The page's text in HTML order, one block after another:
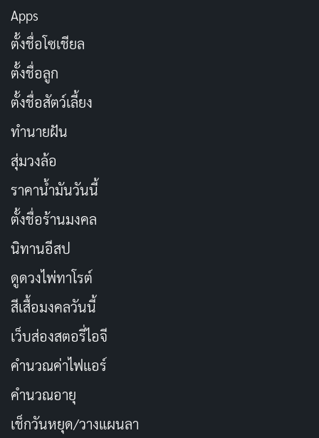
อาณาจักรที่แตกต่างกันต่อสู้กัน เป้าหมาย – สิบชนะเพื่อให้
สามารถบุกอาณาจักรที่แพ้ได้อย่างถูกกฎหมาย Outworld
ได้รวบรวมชัยชนะเก้าครั้งต่อ Earthrealm ดังนั้นจึงขึ้นอยู่
Outworld ไปถึงชัยชนะครั้งสุดท้าย
รับชมได้วันที่ 2 ต.ค. 63
EMILY IN PARIS
Apps
ตั้งชื่อโซเชียล
ตั้งชื่อลูก
ตั้งชื่อสัตว์เลี้ยง
ทำนายฝัน
สุ่มวงล้อ
ราคาน้ำมันวันนี้
ตั้งชื่อร้านมงคล
นิทานอีสป
ดูดวงไพ่ทาโรต์
สีเสื้อมงคลวันนี้
เว็บส่องสตอรี่ไอจี
คำนวณค่าไฟแอร์
คำนวณอายุ
เช็กวันหยุด/วางแผนลา